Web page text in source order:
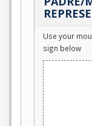
Use your
sign below